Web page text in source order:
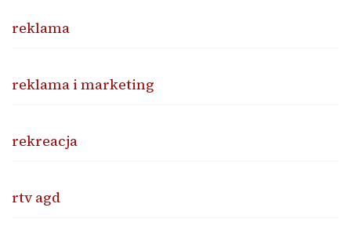
reklama
reklama i marketing
rekreacja
rtv agd